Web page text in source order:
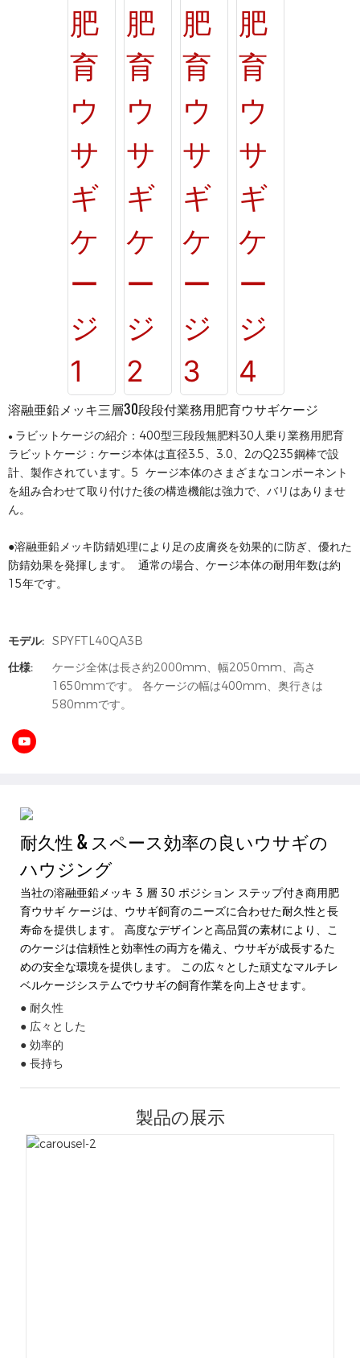
溶融亜鉛メッキ三層30段段付業務用肥育ウサギケージ
● ラビットケージの紹介：400型三段段無肥料30人乗り業務用肥育
ラビットケージ：ケージ本体は直径3.5、3.0、2のQ235鋼棒で設
計、製作されています。5 ケージ本体のさまざまなコンポーネント
を組み合わせて取り付けた後の構造機能は強力で、バリはありませ
ん。
●溶融亜鉛メッキ防錆処理により足の皮膚炎を効果的に防ぎ、優れた
防錆効果を発揮します。 通常の場合、ケージ本体の耐用年数は約
15年です。
モデル: SPYFTL40QA3B
仕様:
ケージ全体は長さ約2000mm、幅2050mm、高さ
1650mmです。 各ケージの幅は400mm、奥行きは
580mmです。
耐久性 & スペース効率の良いウサギの
ハウジング
当社の溶融亜鉛メッキ 3 層 30 ポジション ステップ付き商用肥
育ウサギ ケージは、ウサギ飼育のニーズに合わせた耐久性と長
寿命を提供します。 高度なデザインと高品質の素材により、こ
のケージは信頼性と効率性の両方を備え、ウサギが成長するた
めの安全な環境を提供します。 この広々とした頑丈なマルチレ
ベルケージシステムでウサギの飼育作業を向上させます。
● 耐久性
● 広々とした
● 効率的
● 長持ち
製品の展示